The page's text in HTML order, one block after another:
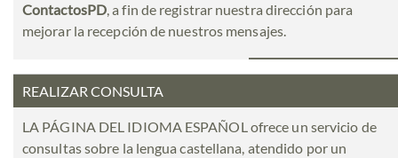
ContactosPD, a fin de registrar nuestra dirección para
mejorar la recepción de nuestros mensajes.
REALIZAR CONSULTA
LA PÁGINA DEL IDIOMA ESPAÑOL ofrece un servicio de
consultas sobre la lengua castellana, atendido por un